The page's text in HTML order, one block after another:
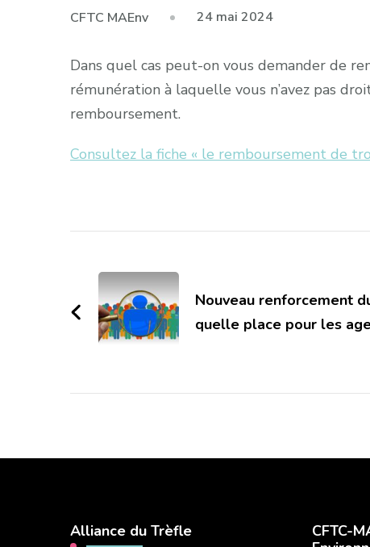
CFTC MAEnv 24 mai 2024
Dans quel cas peut-on vous demander de
rémunération à laquelle vous n’avez pas
remboursement.
Consultez la fiche « le remboursement de
d'article
Nouveau renforcement
quelle place pour les
Alliance du Trèfle
CFTC-